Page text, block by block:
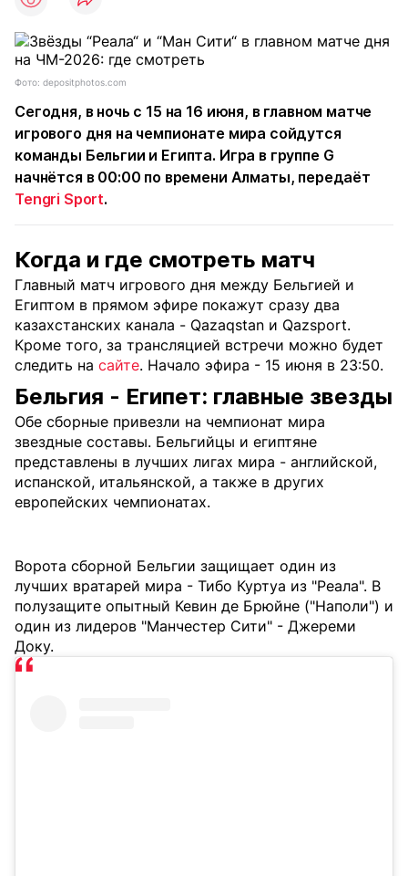
Фото: depositphotos.com
Сегодня, в ночь с 15 на 16 июня, в главном матче
игрового дня на чемпионате мира сойдутся
команды Бельгии и Египта. Игра в группе G
начнётся в 00:00 по времени Алматы, передаёт
Tengri Sport.
Когда и где смотреть матч
Главный матч игрового дня между Бельгией и
Египтом в прямом эфире покажут сразу два
казахстанских канала - Qazaqstan и Qazsport.
Кроме того, за трансляцией встречи можно будет
следить на сайте. Начало эфира - 15 июня в 23:50.
Бельгия - Египет: главные звезды
Обе сборные привезли на чемпионат мира
звездные составы. Бельгийцы и египтяне
представлены в лучших лигах мира - английской,
испанской, итальянской, а также в других
европейских чемпионатах.
Ворота сборной Бельгии защищает один из
лучших вратарей мира - Тибо Куртуа из "Реала". В
полузащите опытный Кевин де Брюйне ("Наполи") и
один из лидеров "Манчестер Сити" - Джереми
Доку.